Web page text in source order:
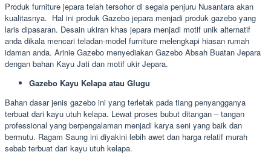
Produk furniture jepara telah tersohor di segala penjuru Nusantara akan
kualitasnya. Hal ini produk Gazebo jepara menjadi produk gazebo yang
laris dipasaran. Desain ukiran khas jepara menjadi motif unik alternatif
anda dikala mencari teladan-model furniture melengkapi hiasan rumah
idaman anda. Arinie Gazebo menyediakan Gazebo Absah Buatan Jepara
dengan bahan Kayu Jati dan motif ukir Jepara.
Gazebo Kayu Kelapa atau Glugu
Bahan dasar jenis gazebo ini yang terletak pada tiang penyangganya
terbuat dari kayu utuh kelapa. Lewat proses bubut ditangan – tangan
professional yang berpengalaman menjadi karya seni yang baik dan
bermutu. Ragam Saung ini diyakini lebih awet dan harga relatif murah
sebab terbuat dari kayu utuh kelapa.